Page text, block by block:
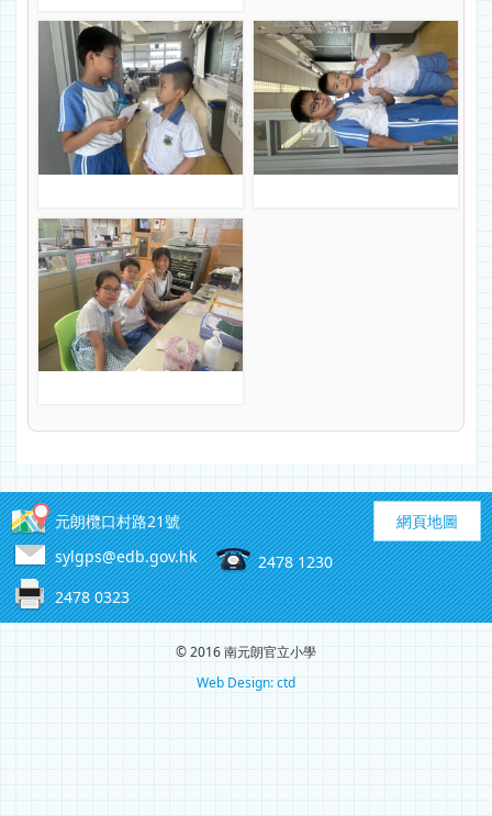
網頁地圖
元朗欖口村路21號
sylgps@edb.gov.hk
2478 1230
2478 0323
© 2016 南元朗官立小學
Web Design: ctd